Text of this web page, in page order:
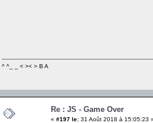
^ ^_ _ < >< > B A
Re : JS - Game Over
« #197 le: 31 Août 2018 à 15:05:23